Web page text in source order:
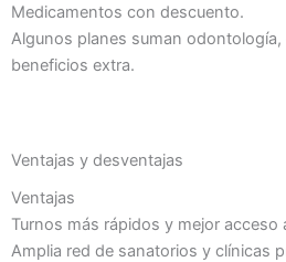
Medicamentos con descuento.
Algunos planes suman
beneficios extra.
Ventajas y desventajas
Ventajas
Turnos más rápidos y mejor acceso
Amplia red de sanatorios y clínicas